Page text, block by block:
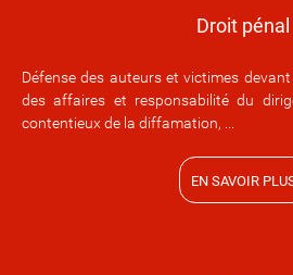
Droit pénal
Défense des auteurs et victimes
des affaires et responsabilité du
contentieux de la diffamation, ...
EN SAVOIR